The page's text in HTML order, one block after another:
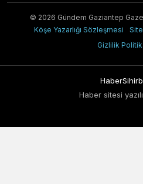
© 2026 Gündem Gaziantep
Köşe Yazarlığı Sözleşmesi
Gizlilik
Haber sitesi